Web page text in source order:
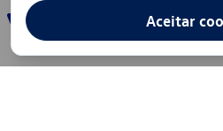
Aceitar